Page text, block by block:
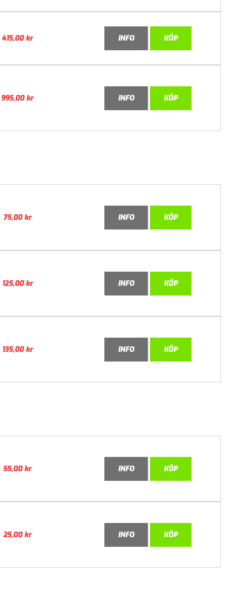
415,00kr INFO KÖP
995,00kr INFO KÖP
75,00kr INFO KÖP
125,00kr INFO KÖP
135,00kr INFO KÖP
55,00kr INFO KÖP
25,00kr INFO KÖP